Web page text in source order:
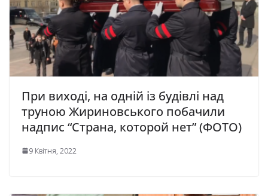
При виході, на одній із будівлі над
труною Жириновського побачили
надпис “Страна, которой нет” (ФОТО)
9 Квітня, 2022